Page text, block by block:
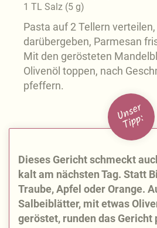
1 TL Salz (5 g)
Pasta auf 2 Tellern
darübergeben, Parmesan
Mit den gerösteten
Olivenöl toppen, nach
pfeffern.
U
n
s
e
r
Ti
p
p:
Dieses Gericht schmeckt
kalt am nächsten Tag. Statt
Traube, Apfel oder Orange.
Salbeiblätter, mit etwas
geröstet, runden das Gericht